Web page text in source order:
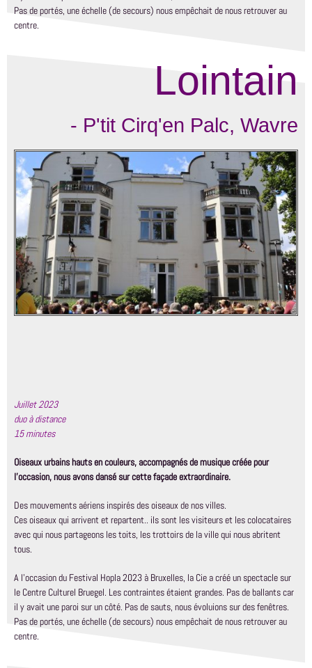
Pas de portés, une échelle (de secours) nous empêchait de nous retrouver au
centre.
Lointain
- P'tit Cirq'en Palc, Wavre
Juillet 2023
duo à distance
15 minutes
Oiseaux urbains hauts en couleurs, accompagnés de musique créée pour
l’occasion, nous avons dansé sur cette façade extraordinaire.
Des mouvements aériens inspirés des oiseaux de nos villes.
Ces oiseaux qui arrivent et repartent.. ils sont les visiteurs et les colocataires
avec qui nous partageons les toits, les trottoirs de la ville qui nous abritent
tous.
A l’occasion du Festival Hopla 2023 à Bruxelles, la Cie a créé un spectacle sur
le Centre Culturel Bruegel. Les contraintes étaient grandes. Pas de ballants car
il y avait une paroi sur un côté. Pas de sauts, nous évoluions sur des fenêtres.
Pas de portés, une échelle (de secours) nous empêchait de nous retrouver au
centre.